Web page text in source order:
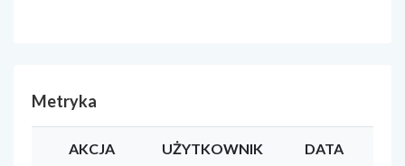
Metryka
AKCJA UŻYTKOWNIK DATA